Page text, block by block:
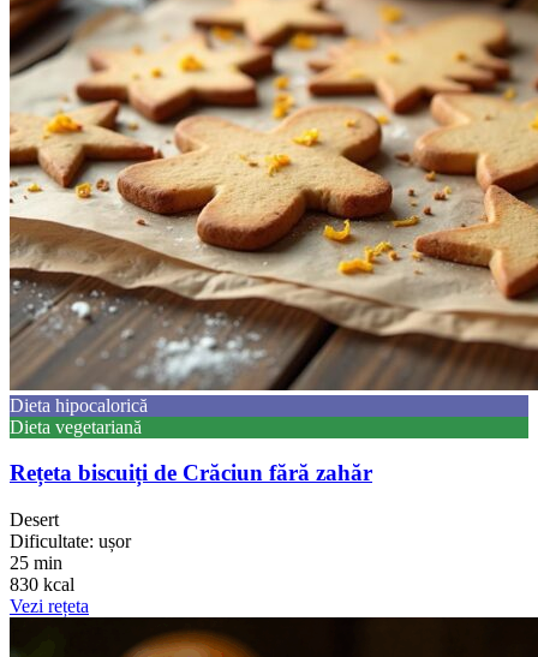
Dieta hipocalorică
Dieta vegetariană
Rețeta biscuiți de Crăciun fără zahăr
Desert
Dificultate: ușor
25 min
830 kcal
Vezi rețeta